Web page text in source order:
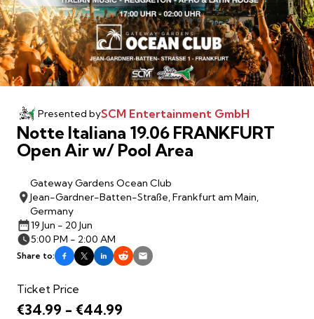
Presented bySCM Entertainment GmbH
Notte Italiana 19.06 FRANKFURT
Open Air w/ Pool Area
Gateway Gardens Ocean Club
Jean-Gardner-Batten-Straße, Frankfurt am Main,
Germany
19 Jun - 20 Jun
5:00 PM - 2:00 AM
Share to:
Ticket Price
€34.99 - €44.99